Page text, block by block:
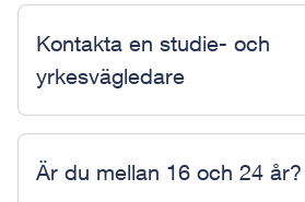
Kontakta en studie- och
yrkesvägledare
Är du mellan 16 och 24 år?